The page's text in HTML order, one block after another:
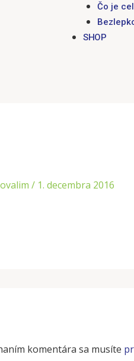
Čo je
SHOP
/ 1. decembra 2016
komentára sa musíte